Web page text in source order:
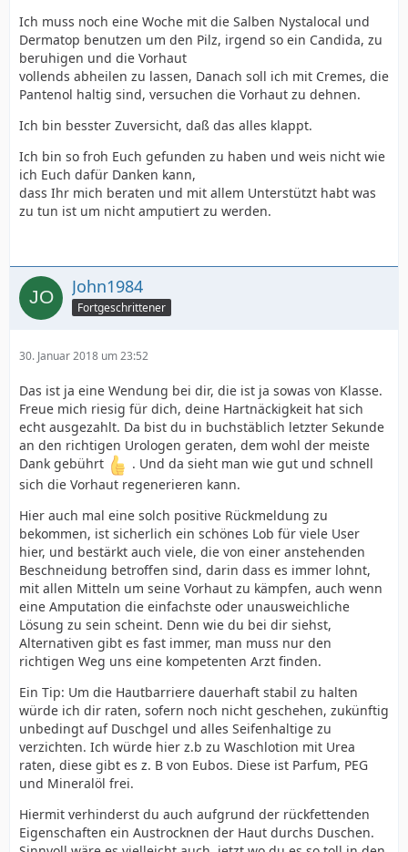
Ich muss noch eine Woche mit die Salben Nystalocal und
Dermatop benutzen um den Pilz, irgend so ein Candida, zu
beruhigen und die Vorhaut
vollends abheilen zu lassen, Danach soll ich mit Cremes, die
Pantenol haltig sind, versuchen die Vorhaut zu dehnen.
Ich bin besster Zuversicht, daß das alles klappt.
Ich bin so froh Euch gefunden zu haben und weis nicht wie
ich Euch dafür Danken kann,
dass Ihr mich beraten und mit allem Unterstützt habt was
zu tun ist um nicht amputiert zu werden.
John1984
Fortgeschrittener
30. Januar 2018 um 23:52
Das ist ja eine Wendung bei dir, die ist ja sowas von Klasse.
Freue mich riesig für dich, deine Hartnäckigkeit hat sich
echt ausgezahlt. Da bist du in buchstäblich letzter Sekunde
an den richtigen Urologen geraten, dem wohl der meiste
Dank gebührt
. Und da sieht man wie gut und schnell
sich die Vorhaut regenerieren kann.
Hier auch mal eine solch positive Rückmeldung zu
bekommen, ist sicherlich ein schönes Lob für viele User
hier, und bestärkt auch viele, die von einer anstehenden
Beschneidung betroffen sind, darin dass es immer lohnt,
mit allen Mitteln um seine Vorhaut zu kämpfen, auch wenn
eine Amputation die einfachste oder unausweichliche
Lösung zu sein scheint. Denn wie du bei dir siehst,
Alternativen gibt es fast immer, man muss nur den
richtigen Weg uns eine kompetenten Arzt finden.
Ein Tip: Um die Hautbarriere dauerhaft stabil zu halten
würde ich dir raten, sofern noch nicht geschehen, zukünftig
unbedingt auf Duschgel und alles Seifenhaltige zu
verzichten. Ich würde hier z.b zu Waschlotion mit Urea
raten, diese gibt es z. B von Eubos. Diese ist Parfum, PEG
und Mineralöl frei.
Hiermit verhinderst du auch aufgrund der rückfettenden
Eigenschaften ein Austrocknen der Haut durchs Duschen.